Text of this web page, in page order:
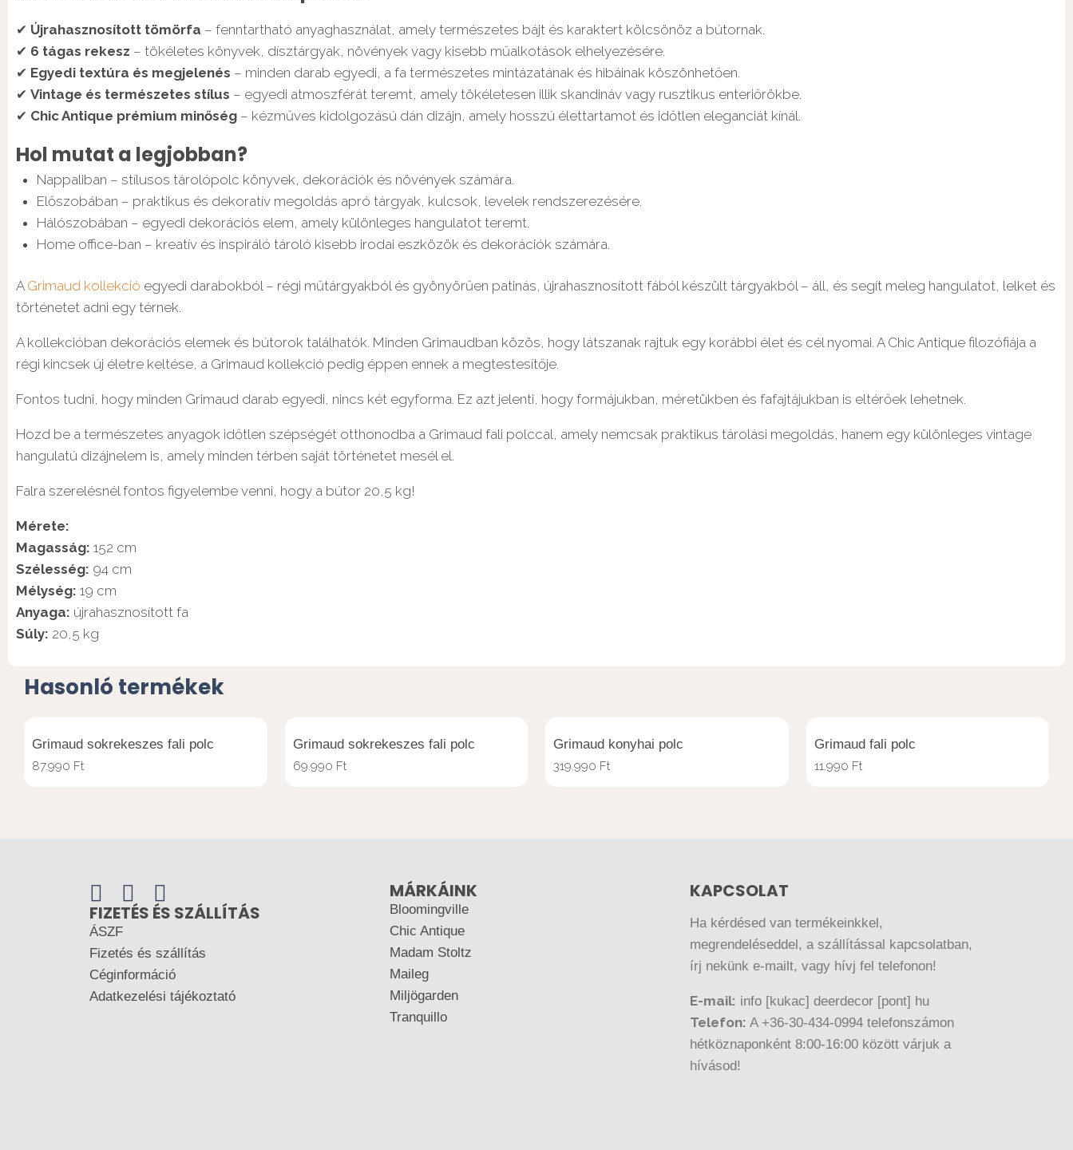
✔ Újrahasznosított tömörfa – fenntartható anyaghasználat, amely természetes bájt és karaktert kölcsönöz a bútornak.
✔ 6 tágas rekesz – tökéletes könyvek, dísztárgyak, növények vagy kisebb műalkotások elhelyezésére.
✔ Egyedi textúra és megjelenés – minden darab egyedi, a fa természetes mintázatának és hibáinak köszönhetően.
✔ Vintage és természetes stílus – egyedi atmoszférát teremt, amely tökéletesen illik skandináv vagy rusztikus enteriőrökbe.
✔ Chic Antique prémium minőség – kézműves kidolgozású dán dizájn, amely hosszú élettartamot és időtlen eleganciát kínál.
Hol mutat a legjobban?
Nappaliban – stílusos tárolópolc könyvek, dekorációk és növények számára.
Előszobában – praktikus és dekoratív megoldás apró tárgyak, kulcsok, levelek rendszerezésére.
Hálószobában – egyedi dekorációs elem, amely különleges hangulatot teremt.
Home office-ban – kreatív és inspiráló tároló kisebb irodai eszközök és dekorációk számára.
A Grimaud kollekció egyedi darabokból – régi műtárgyakból és gyönyörűen patinás, újrahasznosított fából készült tárgyakból – áll, és segít meleg hangulatot, lelket és
történetet adni egy térnek.
A kollekcióban dekorációs elemek és bútorok találhatók. Minden Grimaudban közös, hogy látszanak rajtuk egy korábbi élet és cél nyomai. A Chic Antique filozófiája a
régi kincsek új életre keltése, a Grimaud kollekció pedig éppen ennek a megtestesítője.
Fontos tudni, hogy minden Grimaud darab egyedi, nincs két egyforma. Ez azt jelenti, hogy formájukban, méretükben és fafajtájukban is eltérőek lehetnek.
Hozd be a természetes anyagok időtlen szépségét otthonodba a Grimaud fali polccal, amely nemcsak praktikus tárolási megoldás, hanem egy különleges vintage
hangulatú dizájnelem is, amely minden térben saját történetet mesél el.
Falra szerelésnél fontos figyelembe venni, hogy a bútor 20,5 kg!
Mérete:
Magasság: 152 cm
Szélesség: 94 cm
Mélység: 19 cm
Anyaga: újrahasznosított fa
Súly: 20,5 kg
Hasonló termékek
Grimaud sokrekeszes fali polc
87.990 Ft
Grimaud sokrekeszes fali polc
69.990 Ft
Grimaud konyhai polc
319.990 Ft
Grimaud fali polc
11.990 Ft
FIZETÉS ÉS SZÁLLÍTÁS
ÁSZF
Fizetés és szállítás
Céginformáció
Adatkezelési tájékoztató
MÁRKÁINK
Bloomingville
Chic Antique
Madam Stoltz
Maileg
Miljögarden
Tranquillo
KAPCSOLAT
Ha kérdésed van termékeinkkel,
megrendeléseddel, a szállítással kapcsolatban,
írj nekünk e-mailt, vagy hívj fel telefonon!
E-mail: info [kukac] deerdecor [pont] hu
Telefon: A +36-30-434-0994 telefonszámon
hétköznaponként 8:00-16:00 között várjuk a
hívásod!